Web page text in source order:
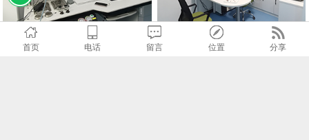
首页 电话 留言 位置 分享